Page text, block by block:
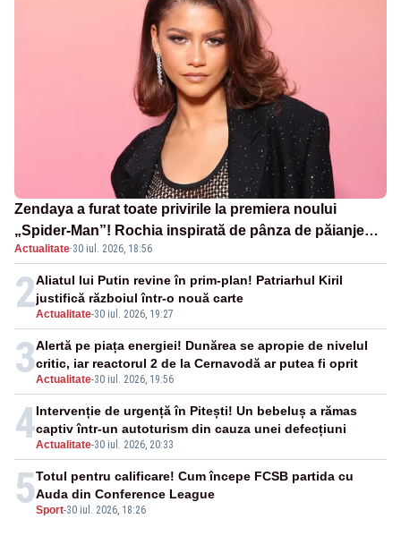
Zendaya a furat toate privirile la premiera noului
„Spider-Man”! Rochia inspirată de pânza de păianjen a
făcut senzație
Actualitate·30 iul. 2026, 18:56
2Actualitate-30 iul. 2026, 19:27
Aliatul lui Putin revine în prim-plan! Patriarhul Kiril
justifică războiul într-o nouă carte
3Actualitate-30 iul. 2026, 19:56
Alertă pe piața energiei! Dunărea se apropie de nivelul
critic, iar reactorul 2 de la Cernavodă ar putea fi oprit
4Actualitate-30 iul. 2026, 20:33
Intervenție de urgență în Pitești! Un bebeluș a rămas
captiv într-un autoturism din cauza unei defecțiuni
5Sport-30 iul. 2026, 18:26
Totul pentru calificare! Cum începe FCSB partida cu
Auda din Conference League